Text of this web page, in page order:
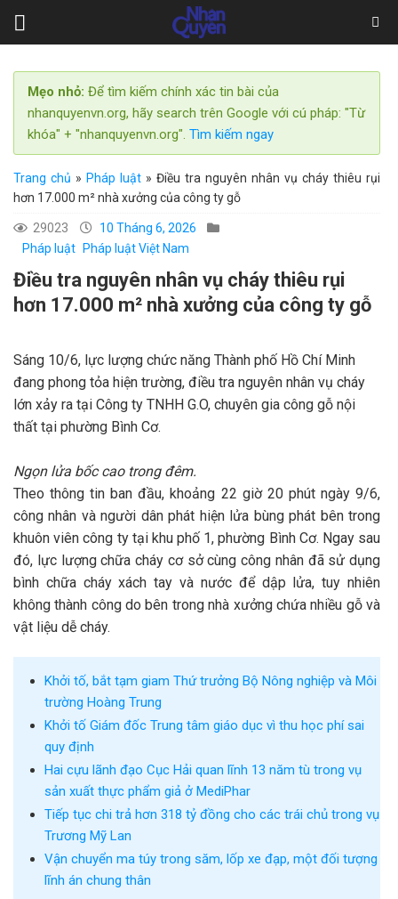
Skip
Mẹo nhỏ: Để tìm kiếm chính xác tin bài của
nhanquyenvn.org, hãy search trên Google với cú pháp: "Từ
khóa" + "nhanquyenvn.org". Tìm kiếm ngay
Trang chủ » Pháp luật » Điều tra nguyên nhân vụ cháy thiêu rụi
hơn 17.000 m² nhà xưởng của công ty gỗ
29023
10 Tháng 6, 2026
Pháp luật
Pháp luật Việt Nam
Điều tra nguyên nhân vụ cháy thiêu rụi
hơn 17.000 m² nhà xưởng của công ty gỗ
Sáng 10/6, lực lượng chức năng Thành phố Hồ Chí Minh
đang phong tỏa hiện trường, điều tra nguyên nhân vụ cháy
lớn xảy ra tại Công ty TNHH G.O, chuyên gia công gỗ nội
thất tại phường Bình Cơ.
Ngọn lửa bốc cao trong đêm.
Theo thông tin ban đầu, khoảng 22 giờ 20 phút ngày 9/6,
công nhân và người dân phát hiện lửa bùng phát bên trong
khuôn viên công ty tại khu phố 1, phường Bình Cơ. Ngay sau
đó, lực lượng chữa cháy cơ sở cùng công nhân đã sử dụng
bình chữa cháy xách tay và nước để dập lửa, tuy nhiên
không thành công do bên trong nhà xưởng chứa nhiều gỗ và
vật liệu dễ cháy.
Khởi tố, bắt tạm giam Thứ trưởng Bộ Nông nghiệp và Môi
trường Hoàng Trung
Khởi tố Giám đốc Trung tâm giáo dục vì thu học phí sai
quy định
Hai cựu lãnh đạo Cục Hải quan lĩnh 13 năm tù trong vụ
sản xuất thực phẩm giả ở MediPhar
Tiếp tục chi trả hơn 318 tỷ đồng cho các trái chủ trong vụ
Trương Mỹ Lan
Vận chuyển ma túy trong săm, lốp xe đạp, một đối tượng
lĩnh án chung thân